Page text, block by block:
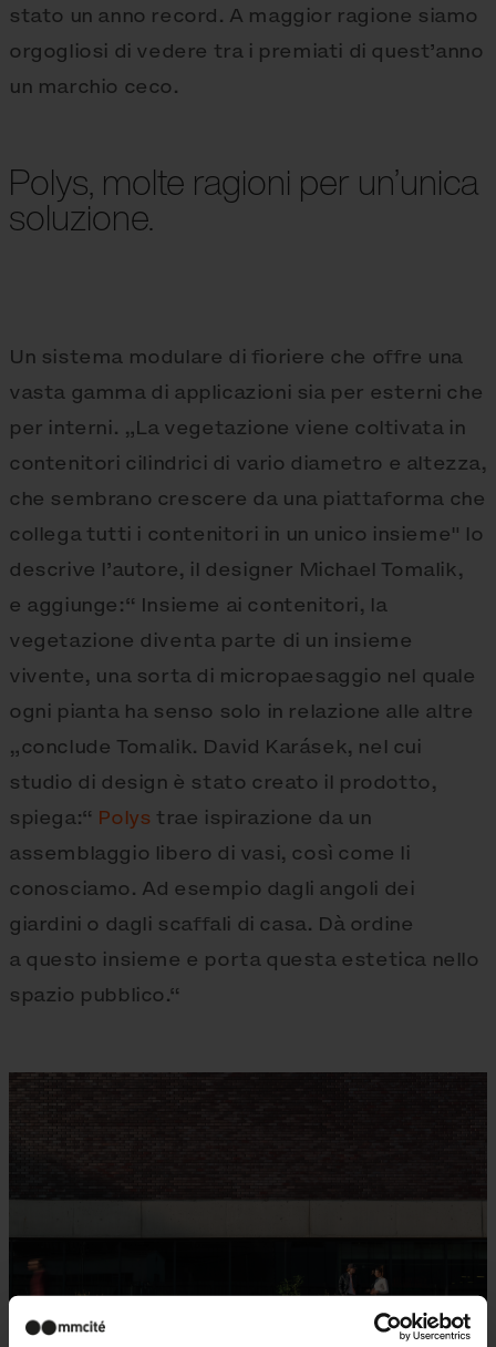
stato un anno record. A maggior ragione siamo
orgogliosi di vedere tra i premiati di quest’anno
un marchio ceco.
Polys, molte ragioni per un’unica
soluzione.
Un sistema modulare di fioriere che offre una
vasta gamma di applicazioni sia per esterni che
per interni. „La vegetazione viene coltivata in
contenitori cilindrici di vario diametro e altezza,
che sembrano crescere da una piattaforma che
collega tutti i contenitori in un unico insieme" lo
descrive l’autore, il designer Michael Tomalik,
e aggiunge:“ Insieme ai contenitori, la
vegetazione diventa parte di un insieme
vivente, una sorta di micropaesaggio nel quale
ogni pianta ha senso solo in relazione alle altre
„conclude Tomalik. David Karásek, nel cui
studio di design è stato creato il prodotto,
spiega:“ Polys trae ispirazione da un
assemblaggio libero di vasi, così come li
conosciamo. Ad esempio dagli angoli dei
giardini o dagli scaffali di casa. Dà ordine
a questo insieme e porta questa estetica nello
spazio pubblico.“